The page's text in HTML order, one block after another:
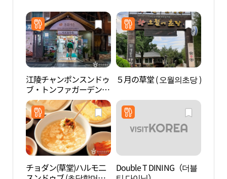
江陵チャンポンスンドゥ
ブ・トンファガーデン本
店（강릉짬뽕순두부 동
화가든 본점）
５月の草堂 ( 오월의초당 )
チョダン(草堂)ハルモ二
Double T DINING（더블